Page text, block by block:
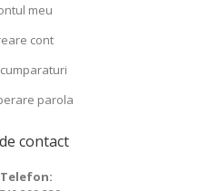
meu
cont
parola
contact
Telefon: